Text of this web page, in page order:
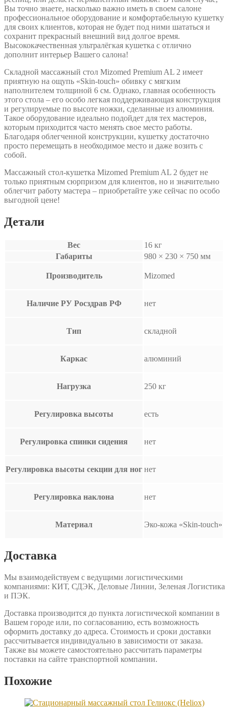
Вы точно знаете, насколько важно иметь в своем салоне
профессиональное оборудование и комфортабельную кушетку
для своих клиентов, которая не будет под ними шататься и
сохранит прекрасный внешний вид долгое время.
Высококачественная ультралёгкая кушетка c отлично
дополнит интерьер Вашего салона!
Складной массажный стол Mizomed Premium AL 2 имеет
приятную на ощупь «Skin-touch» обивку с мягким
наполнителем толщиной 6 см. Однако, главная особенность
этого стола – его особо легкая поддерживающая конструкция
и регулируемые по высоте ножки, сделанные из алюминия.
Такое оборудование идеально подойдет для тех мастеров,
которым приходится часто менять свое место работы.
Благодаря облегченной конструкции, кушетку достаточно
просто перемещать в необходимое место и даже возить с
собой.
Массажный стол-кушетка Mizomed Premium AL 2 будет не
только приятным сюрпризом для клиентов, но и значительно
облегчит работу мастера – приобретайте уже сейчас по особо
выгодной цене!
Детали
Вес
16 кг
Габариты
980 × 230 × 750 мм
Производитель Mizomed
Наличие РУ Росздрав РФ нет
Тип складной
Каркас алюминий
Нагрузка 250 кг
Регулировка высоты есть
Регулировка спинки сидения нет
Регулировка высоты секции для ног нет
Регулировка наклона нет
Материал Эко-кожа «Skin-touch»
Доставка
Мы взаимодействуем с ведущими логистическими
компаниями: КИТ, СДЭК, Деловые Линии, Зеленая Логистика
и ПЭК.
Доставка производится до пункта логистической компании в
Вашем городе или, по согласованию, есть возможность
оформить доставку до адреса. Стоимость и сроки доставки
рассчитывается индивидуально в зависимости от заказа.
Также вы можете самостоятельно рассчитать параметры
поставки на сайте транспортной компании.
Похожие